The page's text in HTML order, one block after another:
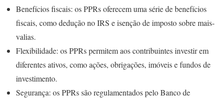
Benefícios fiscais: os PPRs oferecem uma série de benefícios
fiscais, como dedução no IRS e isenção de imposto sobre mais-
valias.
Flexibilidade: os PPRs permitem aos contribuintes investir em
diferentes ativos, como ações, obrigações, imóveis e fundos de
investimento.
Segurança: os PPRs são regulamentados pelo Banco de